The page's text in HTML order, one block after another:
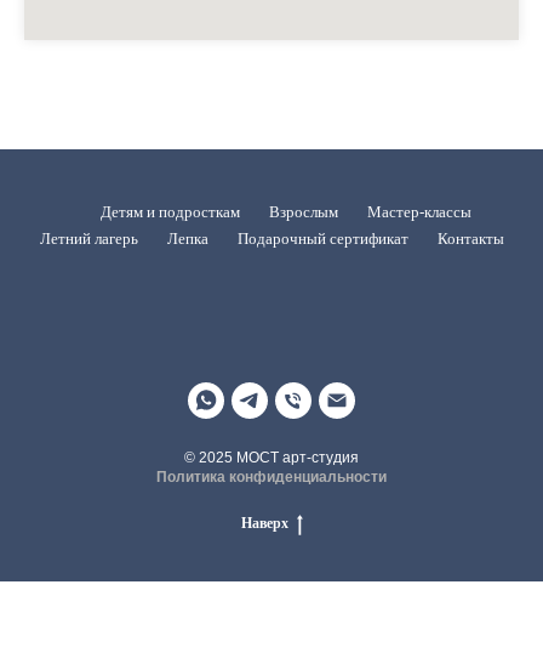
Детям и подросткам Взрослым
Мастер-классы
Летний лагерь
Лепка Подарочный сертификат Контакты
© 2025 МОСТ арт-студия
Политика конфиденциальности
Наверх